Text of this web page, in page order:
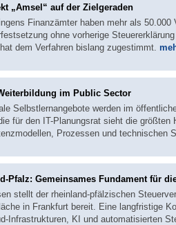
„Amsel“ auf der Zielgeraden
Finanzämter haben mehr als 50.000
ohne vorherige
dem Verfahren bislang zugestimmt.
im Public Sector
Selbstlernangebote werden im
für den IT-Planungsrat sieht die größten
Prozessen und technischen
Pfalz: Gemeinsames Fundament für
stellt der rheinland-pfälzischen
in Frankfurt bereit. Eine langfristige
Infrastrukturen, KI und automatisierten